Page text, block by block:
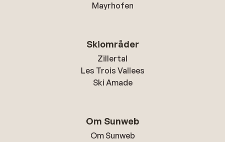
Mayrhofen
Skiområder
Zillertal
Les Trois Vallees
Ski Amade
Om Sunweb
Om Sunweb